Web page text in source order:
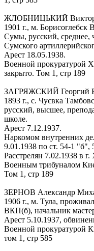
ЖЛОБНИЦЬКИЙ Виктор
1901 г., м. Борисоглебск
Сумы, русский,
Сумского
Арест 18.05.1938.
Военной прокуратурой
закрыто. Том 1, стр 189
ЗАГРЯЖСКИЙ Георгий
1893 г., с. Чуєвка
русский, высшее,
школе.
Арест 7.12.1937.
Наркомом внутренних
9.01.1938 по ст. 54-1
Расстрелян 7.02.1938 в
Военным трибуналом
Том 1, стр 189
ЗЕРНОВ Александр
1906 г., м. Тула,
ВКП(б), начальник
Арест 5.10.1937,
Военной прокуратурой
том 1, стр 585